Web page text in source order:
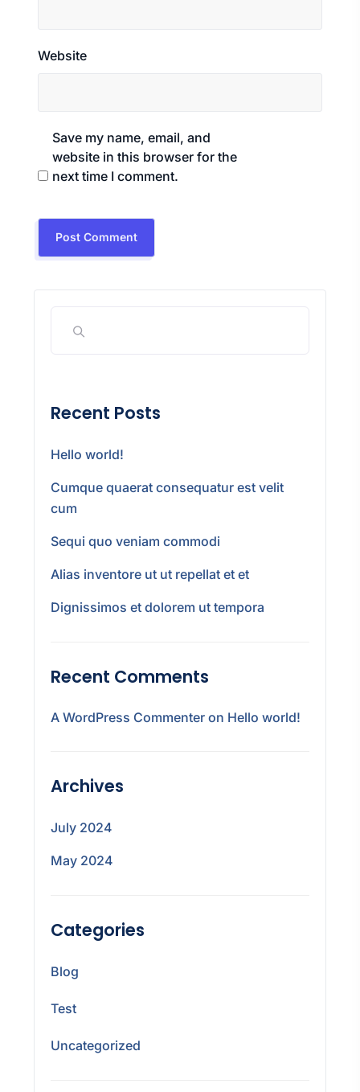
Website
Save my name, email, and
website in this browser for the
next time I comment.
Recent Posts
Hello world!
Cumque quaerat consequatur est velit
cum
Sequi quo veniam commodi
Alias inventore ut ut repellat et et
Dignissimos et dolorem ut tempora
Recent Comments
A WordPress Commenter on Hello world!
Archives
July 2024
May 2024
Categories
Blog
Test
Uncategorized